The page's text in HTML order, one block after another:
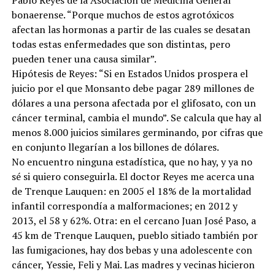
bonaerense. “Porque muchos de estos agrotóxicos
afectan las hormonas a partir de las cuales se desatan
todas estas enfermedades que son distintas, pero
pueden tener una causa similar”.
Hipótesis de Reyes: “Si en Estados Unidos prospera el
juicio por el que Monsanto debe pagar 289 millones de
dólares a una persona afectada por el glifosato, con un
cáncer terminal, cambia el mundo”. Se calcula que hay al
menos 8.000 juicios similares germinando, por cifras que
en conjunto llegarían a los billones de dólares.
No encuentro ninguna estadística, que no hay, y ya no
sé si quiero conseguirla. El doctor Reyes me acerca una
de Trenque Lauquen: en 2005 el 18% de la mortalidad
infantil correspondía a malformaciones; en 2012 y
2013, el 58 y 62%. Otra: en el cercano Juan José Paso, a
45 km de Trenque Lauquen, pueblo sitiado también por
las fumigaciones, hay dos bebas y una adolescente con
cáncer, Yessie, Feli y Mai. Las madres y vecinas hicieron